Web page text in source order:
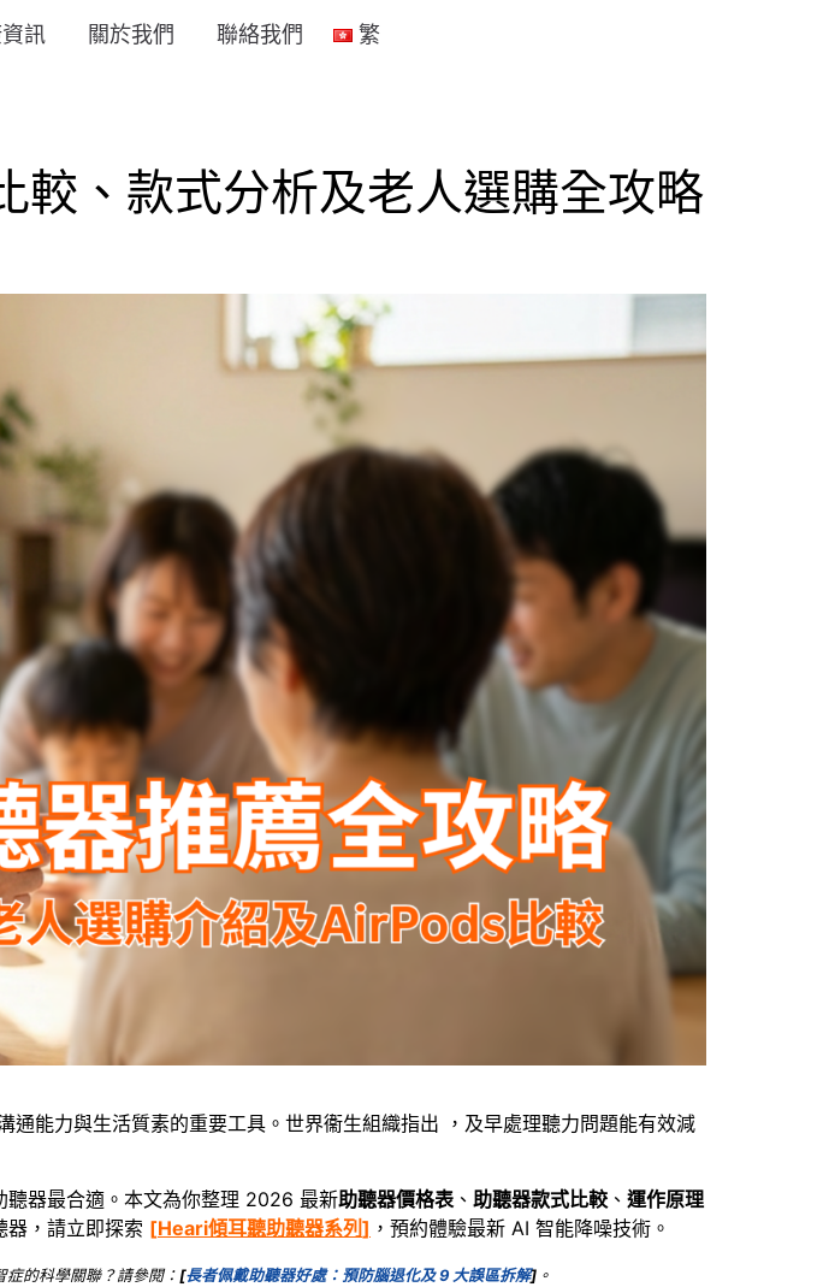
訊 關於我們 聯絡我們 繁
、款式分析及老人選購全攻略
通能力與生活質素的重要工具。世界衞生組織指出 ，及早處理聽力問題能有效減
聽器最合適。本文為你整理 2026 最新助聽器價格表 、 助聽器款式比較 、 運作原理
器，請立即探索 [Heari傾耳聽助聽器系列 ] ，預約體驗最新 AI 智能降噪技術。
的科學關聯？請參閱： [長者佩戴助聽器好處：預防腦退化及 9 大誤區拆解] 。